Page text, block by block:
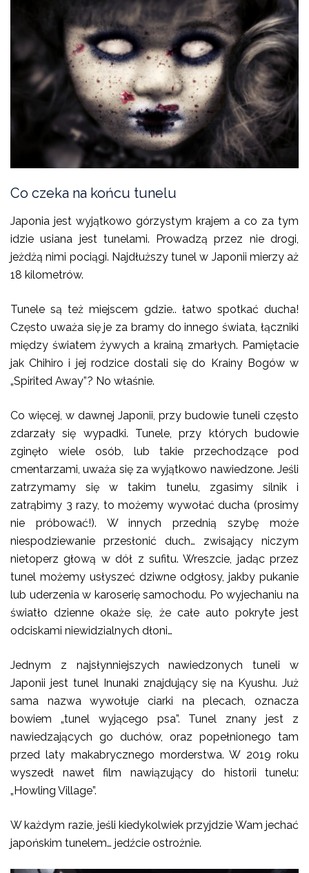
Co czeka na końcu tunelu
Japonia jest wyjątkowo górzystym krajem a co za tym
idzie usiana jest tunelami. Prowadzą przez nie drogi,
jeżdżą nimi pociągi. Najdłuższy tunel w Japonii mierzy aż
18 kilometrów.
Tunele są też miejscem gdzie.. łatwo spotkać ducha!
Często uważa się je za bramy do innego świata, łączniki
między światem żywych a krainą zmarłych. Pamiętacie
jak Chihiro i jej rodzice dostali się do Krainy Bogów w
„Spirited Away”? No właśnie.
Co więcej, w dawnej Japonii, przy budowie tuneli często
zdarzały się wypadki. Tunele, przy których budowie
zginęło wiele osób, lub takie przechodzące pod
cmentarzami, uważa się za wyjątkowo nawiedzone. Jeśli
zatrzymamy się w takim tunelu, zgasimy silnik i
zatrąbimy 3 razy, to możemy wywołać ducha (prosimy
nie próbować!). W innych przednią szybę może
niespodziewanie przesłonić duch… zwisający niczym
nietoperz głową w dół z sufitu. Wreszcie, jadąc przez
tunel możemy usłyszeć dziwne odgłosy, jakby pukanie
lub uderzenia w karoserię samochodu. Po wyjechaniu na
światło dzienne okaże się, że całe auto pokryte jest
odciskami niewidzialnych dłoni…
Jednym z najsłynniejszych nawiedzonych tuneli w
Japonii jest tunel Inunaki znajdujący się na Kyushu. Już
sama nazwa wywołuje ciarki na plecach, oznacza
bowiem „tunel wyjącego psa”. Tunel znany jest z
nawiedzających go duchów, oraz popełnionego tam
przed laty makabrycznego morderstwa. W 2019 roku
wyszedł nawet film nawiązujący do historii tunelu:
„Howling Village”.
W każdym razie, jeśli kiedykolwiek przyjdzie Wam jechać
japońskim tunelem… jedźcie ostrożnie.